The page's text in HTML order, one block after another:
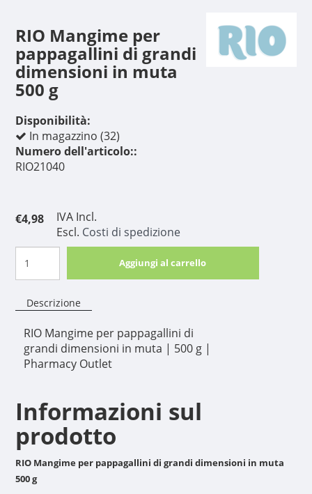
RIO Mangime per
pappagallini di grandi
dimensioni in muta
500 g
Disponibilità:
In magazzino (32)
Numero dell'articolo::
RIO21040
€4,98
IVA Incl.
Escl. Costi di spedizione
Aggiungi al carrello
Descrizione
RIO Mangime per pappagallini di
grandi dimensioni in muta | 500 g |
Pharmacy Outlet
Informazioni sul
prodotto
RIO Mangime per pappagallini di grandi dimensioni in muta
500 g